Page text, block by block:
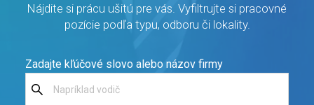
Nájdite si prácu ušitú pre vás. Vyfiltrujte si pracovné
pozície podľa typu, odboru či lokality.
Zadajte kľúčové slovo alebo názov firmy
Napríklad vodič